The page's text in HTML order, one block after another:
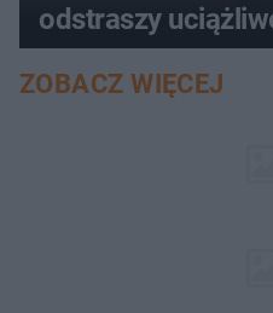
odstraszy
ZOBACZ WIĘCEJ